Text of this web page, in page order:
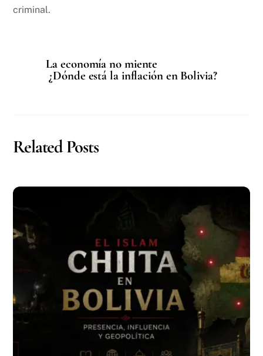
criminal.
La economía no miente
¿Dónde está la inflación en Bolivia?
Related Posts